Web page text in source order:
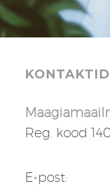
KONTAKTID
Reg. kood
E-post: